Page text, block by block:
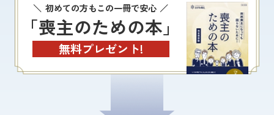
初めての方もこの一冊で安心
「喪主のための本」
無料プレゼント!